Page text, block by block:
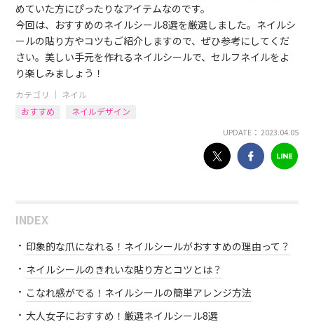
めていた方にぴったりなアイテムなのです。
今回は、おすすめのネイルシール8選を厳選しました。ネイルシ
ールの貼り方やコツもご紹介しますので、ぜひ参考にしてくだ
さい。美しい手元を作れるネイルシールで、セルフネイルをよ
り楽しみましょう！
カテゴリ ｜ ネイル
おすすめ
ネイルデザイン
UPDATE： 2023.04.05
INDEX
印象的な爪になれる！ネイルシールがおすすめの理由って？
ネイルシールのきれいな貼り方とコツとは？
こなれ感がでる！ネイルシールの簡単アレンジ方法
大人女子におすすめ！厳選ネイルシール8選